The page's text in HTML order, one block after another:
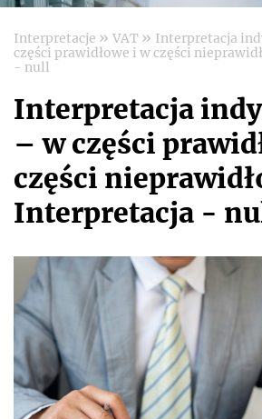
Interpretacje » VAT » Interpretacja
części prawidłowe i w części
- null
Interpretacja
– w części
części
Interpretacja -